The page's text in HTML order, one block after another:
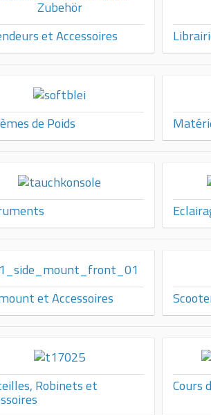
et Accessoires
de Poids
et Accessoires
Robinets et Cours